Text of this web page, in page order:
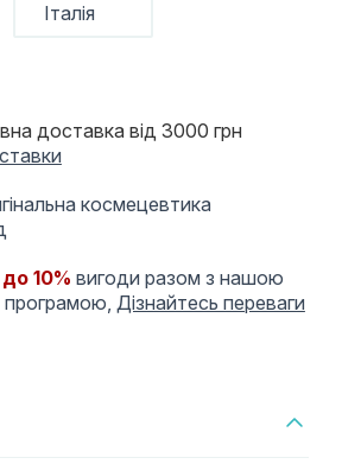
Італія
доставка від 3000 грн
космецевтика
10% вигоди разом з нашою
Дізнайтесь переваги